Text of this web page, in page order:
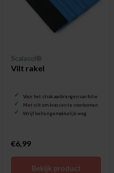
Scalasol®
Vilt rakel
Voor het strak aanbrengen van folie
Met vilt om krassen te voorkomen
Wrijf bellen gemakkelijk weg
€6,99
Bekijk product